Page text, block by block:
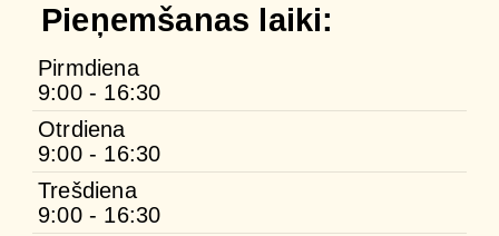
Pieņemšanas laiki:
Pirmdiena
9:00 - 16:30
Otrdiena
9:00 - 16:30
Trešdiena
9:00 - 16:30